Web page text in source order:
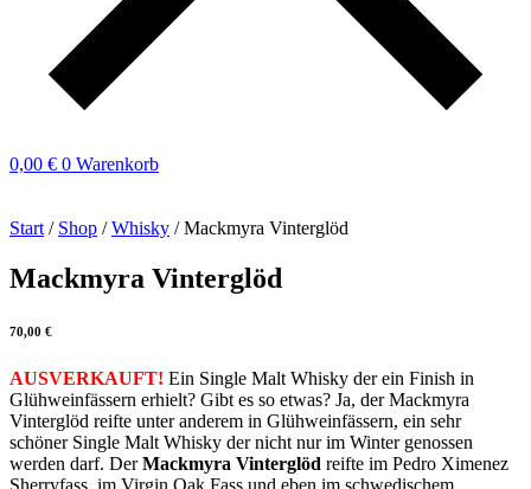
0,00 € 0 Warenkorb
Start / Shop /Whisky / Mackmyra Vinterglöd
Mackmyra Vinterglöd
70,00 €
AUSVERKAUFT! Ein Single Malt Whisky der ein Finish in
Glühweinfässern erhielt? Gibt es so etwas? Ja, der Mackmyra
Vinterglöd reifte unter anderem in Glühweinfässern, ein sehr
schöner Single Malt Whisky der nicht nur im Winter genossen
werden darf. DerMackmyra Vinterglöd reifte im Pedro Ximenez
Sherryfass, im Virgin Oak Fass und eben im schwedischem